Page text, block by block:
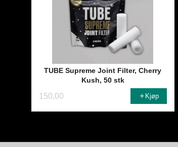
TUBE Supreme Joint Filter, Cherry
Kush, 50 stk
150,00 Kjøp